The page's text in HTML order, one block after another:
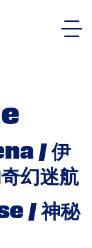
/ 伊
幻迷航
/ 神秘